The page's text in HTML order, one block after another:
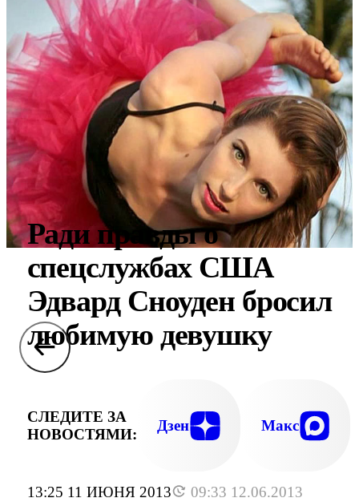
13:25 11 ИЮНЯ 2013
09:33 12.06.2013
Ради правды о
спецслужбах США
Эдвард Сноуден бросил
любимую девушку
СЛЕДИТЕ ЗА
НОВОСТЯМИ:
Дзен Макс